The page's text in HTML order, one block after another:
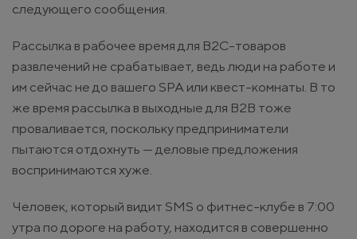
следующего сообщения.
Рассылка в рабочее время для B2C-товаров
развлечений не срабатывает, ведь люди на работе и
им сейчас не до вашего SPA или квест-комнаты. В то
же время рассылка в выходные для B2B тоже
проваливается, поскольку предприниматели
пытаются отдохнуть — деловые предложения
воспринимаются хуже.
Человек, который видит SMS о фитнес-клубе в 7:00
утра по дороге на работу, находится в совершенно